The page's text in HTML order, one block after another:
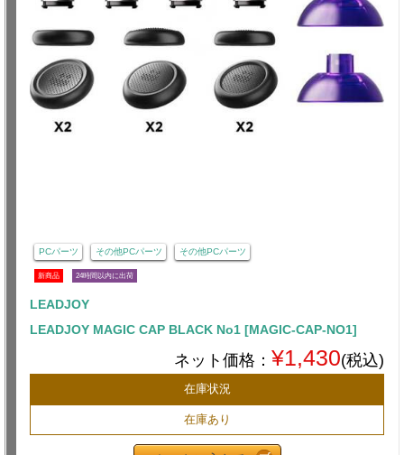
PCパーツ その他PCパーツ その他PCパーツ
新商品 24時間以内に出荷
LEADJOY
LEADJOY MAGIC CAP BLACK No1 [MAGIC-CAP-NO1]
ネット価格： ¥1,430(税込)
在庫状況
在庫あり